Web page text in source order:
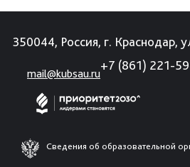
350044, Россия, г. Краснодар,
mail@kubsau.ru
+7 (861) 221-
Сведения об образовательной